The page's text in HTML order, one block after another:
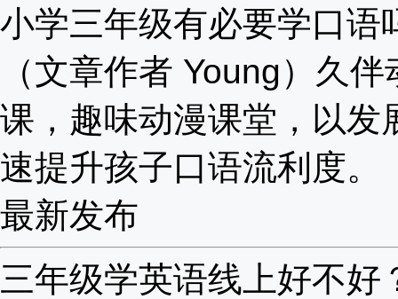
小学三年级有必要学口语
（文章作者 Young）久
课，趣味动漫课堂，以发
速提升孩子口语流利度。
最新发布
三年级学英语线上好不好